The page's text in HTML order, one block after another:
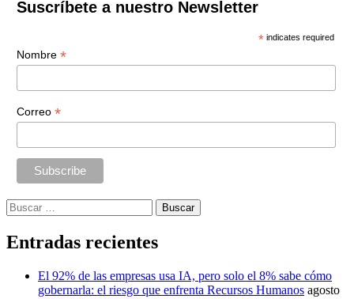
Suscríbete a nuestro Newsletter
* indicates required
Nombre *
Correo *
Buscar:
Entradas recientes
El 92% de las empresas usa IA, pero solo el 8% sabe cómo
gobernarla: el riesgo que enfrenta Recursos Humanos agosto